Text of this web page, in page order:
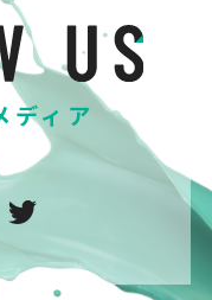
ディア